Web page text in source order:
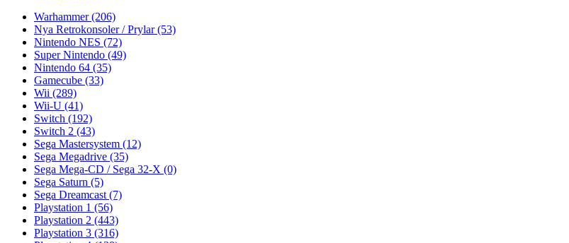
Warhammer(206)
Nya Retrokonsoler / Prylar(53)
Nintendo NES (72)
Super Nintendo (49)
Nintendo 64 (35)
Gamecube (33)
Wii (289)
Wii-U (41)
Switch (192)
Switch 2 (43)
Sega Mastersystem (12)
Sega Megadrive (35)
Sega Mega-CD / Sega 32-X (0)
Sega Saturn (5)
Sega Dreamcast (7)
Playstation 1 (56)
Playstation 2 (443)
Playstation 3 (316)